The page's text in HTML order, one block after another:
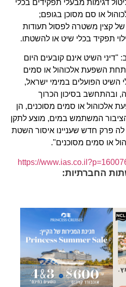
דגימות מבעלי תפקידים בכלי
או סם מסוכן בגופם;
קצין משטרה לפסול תעודות
תפקיד בכלי שיט או להשטתו.
השיט אינם קובעים היום
תחת השפעת אלכוהול או סמים
הפועלים במימי ישראל,
ובהתחשב בסיכון הכרוך
אלכוהול או סמים מסוכנים, הן
המשתמש במים, מוצע לתקן
פרק חדש שעניינו איסור השטת
או סמים מסוכנים".
https://
החברתיות: